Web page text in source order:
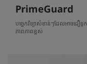
PrimeGuard
បច្ចេកវិទ្យាសំខាន់ៗដែលអាចជឿទុ
ភាពភាពខ្ពស់